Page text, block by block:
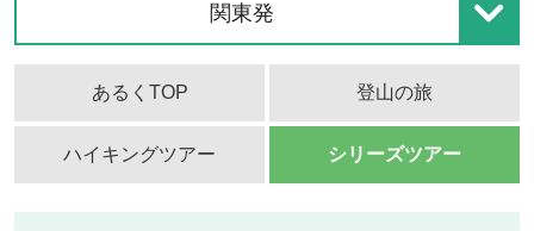
関東発
あるくTOP 登山の旅
ハイキングツアー シリーズツアー